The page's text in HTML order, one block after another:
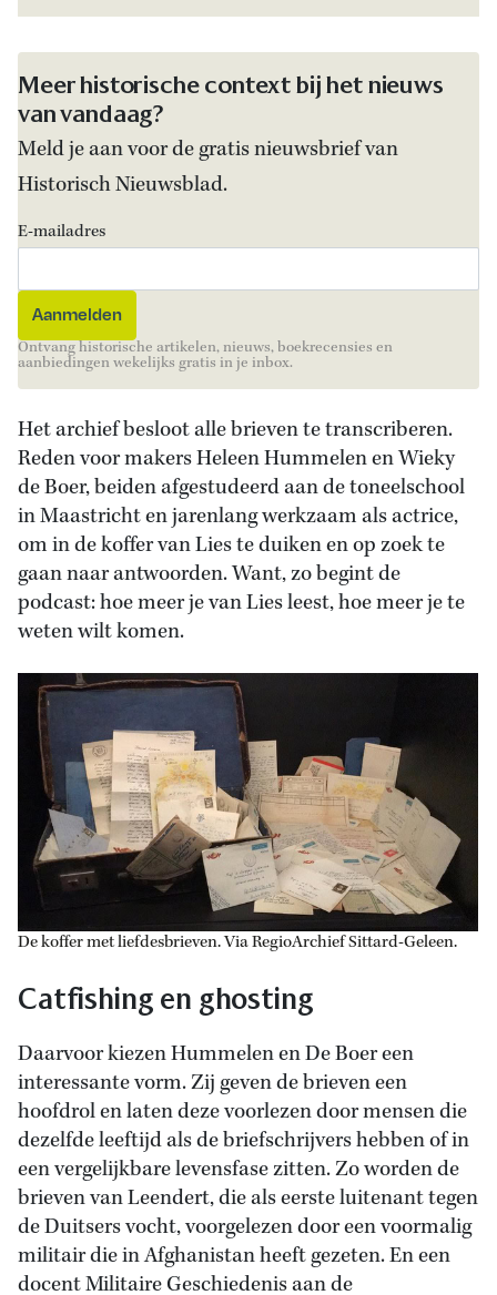
Meer historische context bij het nieuws
van vandaag?
Meld je aan voor de gratis nieuwsbrief van
Historisch Nieuwsblad.
E-mailadres
Ontvang historische artikelen, nieuws, boekrecensies en
aanbiedingen wekelijks gratis in je inbox.
Het archief besloot alle brieven te transcriberen.
Reden voor makers Heleen Hummelen en Wieky
de Boer, beiden afgestudeerd aan de toneelschool
in Maastricht en jarenlang werkzaam als actrice,
om in de koffer van Lies te duiken en op zoek te
gaan naar antwoorden. Want, zo begint de
podcast: hoe meer je van Lies leest, hoe meer je te
weten wilt komen.
De koffer met liefdesbrieven. Via RegioArchief Sittard-Geleen.
Catfishing en ghosting
Daarvoor kiezen Hummelen en De Boer een
interessante vorm. Zij geven de brieven een
hoofdrol en laten deze voorlezen door mensen die
dezelfde leeftijd als de briefschrijvers hebben of in
een vergelijkbare levensfase zitten. Zo worden de
brieven van Leendert, die als eerste luitenant tegen
de Duitsers vocht, voorgelezen door een voormalig
militair die in Afghanistan heeft gezeten. En een
docent Militaire Geschiedenis aan de